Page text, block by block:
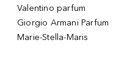
Valentino parfum
Giorgio Armani Parfum
Marie-Stella-Maris